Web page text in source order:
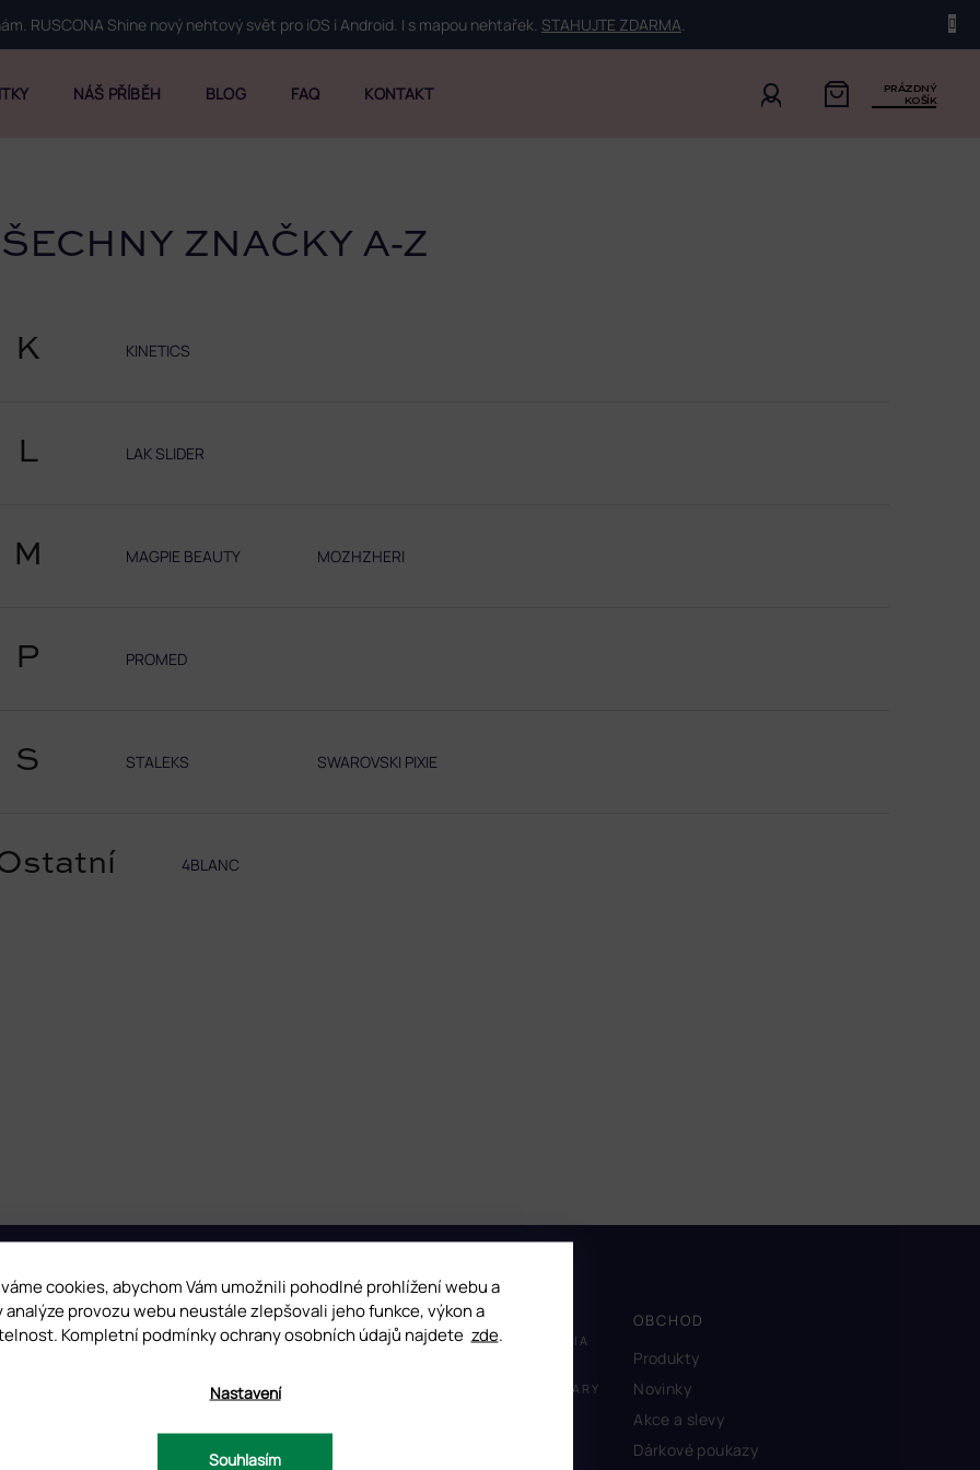
cookies, abychom Vám umožnili pohodlné prohlížení webu a
analýze provozu webu neustále zlepšovali jeho funkce, výkon a
Kompletní podmínky ochrany osobních údajů najdete zde.
Nastavení
Souhlasím
RUSCONA Shine nový nehtový svět pro iOS i Android. I s mapou nehtařek. STAHUJTE ZDARMA.
PRÁZDNÝ
KOŠÍK
NÁŠ PŘÍBĚH BLOG FAQ KONTAKT
ZNAČKY A-Z
K KINETICS
L LAK SLIDER
M MAGPIE BEAUTY MOZHZHERI
P PROMED
S STALEKS SWAROVSKI PIXIE
4BLANC
AUSTRIA CZECHIA
HUNGARY
OBCHOD
Produkty
Novinky
Akce a slevy
Dárkové poukazy